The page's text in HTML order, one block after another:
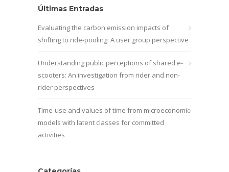
Últimas Entradas
Evaluating the carbon emission impacts of
shifting to ride-pooling: A user group perspective
Understanding public perceptions of shared e-
scooters: An investigation from rider and non-
rider perspectives
Time-use and values of time from microeconomic
models with latent classes for committed
activities